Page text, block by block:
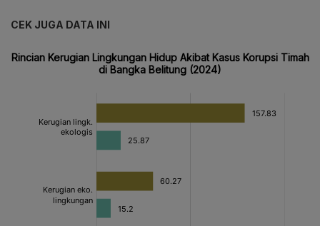
CEK JUGA DATA INI